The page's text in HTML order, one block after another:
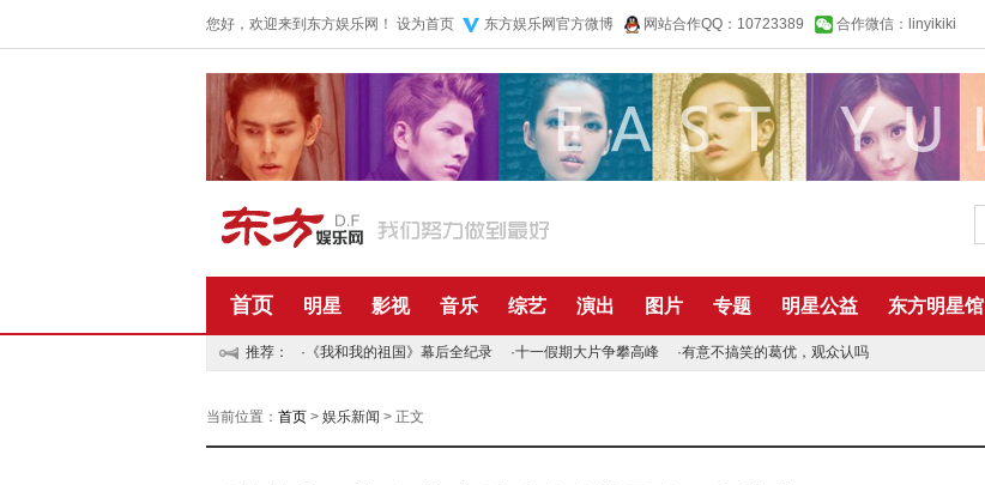
您好，欢迎来到东方娱乐网！ 设为首页 东方娱乐网官方微博 网站合作QQ：10723389 合作微信：linyikiki
首页 明星 影视 音乐 综艺 演出 图片 专题 明星公益 东方明星馆
推荐： · 《我和我的祖国》幕后全纪录 ·十一假期大片争攀高峰 ·有意不搞笑的葛优，观众认吗
当前位置： 首页 > 娱乐新闻 > 正文